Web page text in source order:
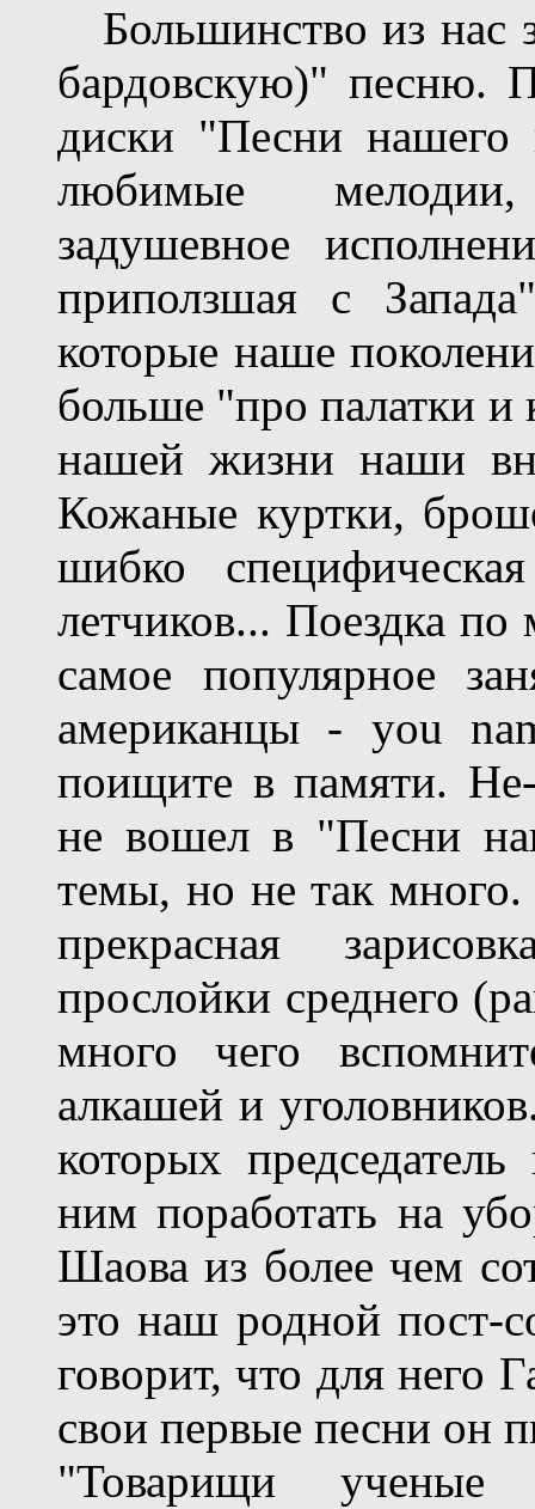
Большинство из нас
бардовскую)" песню.
диски "Песни нашего
любимые мелодии,
задушевное
приползшая с
которые наше
больше "про палатки и
нашей жизни наши
Кожаные куртки,
шибко
летчиков... Поездка
самое популярное
американцы - you
поищите в памяти.
не вошел в "Песни
темы, но не так
прекрасная
прослойки среднего
много чего
алкашей и
которых
ним поработать на
Шаова из более чем
это наш родной пост-
говорит, что для него
свои первые песни он
"Товарищи